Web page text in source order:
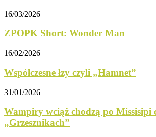
16/03/2026
ZPOPK Short: Wonder Man
16/02/2026
Współczesne łzy czyli „Hamnet”
31/01/2026
Wampiry wciąż chodzą po Missisipi
„Grzesznikach”